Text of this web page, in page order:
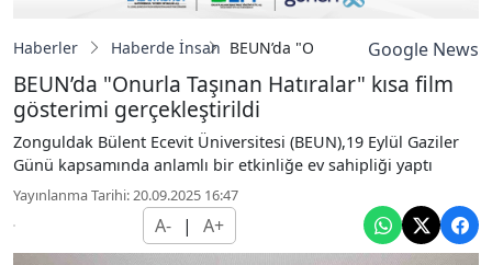
Haberler Haberde İnsan BEUN’da "Onurla Taşınan
Google News
BEUN’da "Onurla Taşınan Hatıralar" kısa film
gösterimi gerçekleştirildi
Zonguldak Bülent Ecevit Üniversitesi (BEUN),19 Eylül Gaziler
Günü kapsamında anlamlı bir etkinliğe ev sahipliği yaptı
Yayınlanma Tarihi: 20.09.2025 16:47
A- | A+